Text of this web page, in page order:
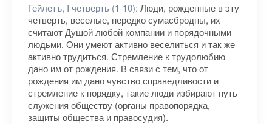
Гейлетъ, I четверть (1-10): Люди, рожденные в эту
четверть, веселые, нередко сумасбродны, их
считают Душой любой компании и порядочными
людьми. Они умеют активно веселиться и так же
активно трудиться. Стремление к трудолюбию
дано им от рождения. В связи с тем, что от
рождения им дано чувство справедливости и
стремление к порядку, такие люди избирают путь
служения обществу (органы правопорядка,
защиты общества и правосудия).